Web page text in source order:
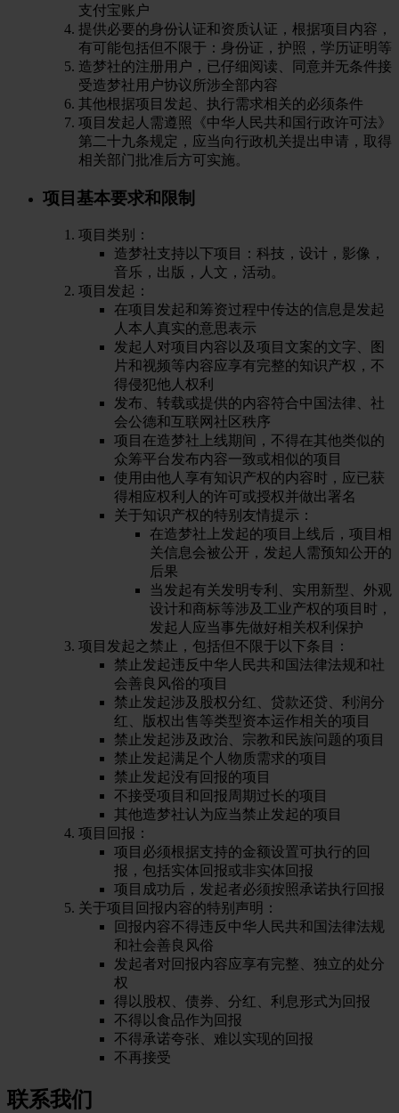
支付宝账户
提供必要的身份认证和资质认证，根据项目内容，
有可能包括但不限于：身份证，护照，学历证明等
造梦社的注册用户，已仔细阅读、同意并无条件接
受造梦社用户协议所涉全部内容
其他根据项目发起、执行需求相关的必须条件
项目发起人需遵照《中华人民共和国行政许可法》
第二十九条规定，应当向行政机关提出申请，取得
相关部门批准后方可实施。
项目基本要求和限制
项目类别：
造梦社支持以下项目：科技，设计，影像，
音乐，出版，人文，活动。
项目发起：
在项目发起和筹资过程中传达的信息是发起
人本人真实的意思表示
发起人对项目内容以及项目文案的文字、图
片和视频等内容应享有完整的知识产权，不
得侵犯他人权利
发布、转载或提供的内容符合中国法律、社
会公德和互联网社区秩序
项目在造梦社上线期间，不得在其他类似的
众筹平台发布内容一致或相似的项目
使用由他人享有知识产权的内容时，应已获
得相应权利人的许可或授权并做出署名
关于知识产权的特别友情提示：
在造梦社上发起的项目上线后，项目相
关信息会被公开，发起人需预知公开的
后果
当发起有关发明专利、实用新型、外观
设计和商标等涉及工业产权的项目时，
发起人应当事先做好相关权利保护
项目发起之禁止，包括但不限于以下条目：
禁止发起违反中华人民共和国法律法规和社
会善良风俗的项目
禁止发起涉及股权分红、贷款还贷、利润分
红、版权出售等类型资本运作相关的项目
禁止发起涉及政治、宗教和民族问题的项目
禁止发起满足个人物质需求的项目
禁止发起没有回报的项目
不接受项目和回报周期过长的项目
其他造梦社认为应当禁止发起的项目
项目回报：
项目必须根据支持的金额设置可执行的回
报，包括实体回报或非实体回报
项目成功后，发起者必须按照承诺执行回报
关于项目回报内容的特别声明：
回报内容不得违反中华人民共和国法律法规
和社会善良风俗
发起者对回报内容应享有完整、独立的处分
权
得以股权、债券、分红、利息形式为回报
不得以食品作为回报
不得承诺夸张、难以实现的回报
不再接受
联系我们